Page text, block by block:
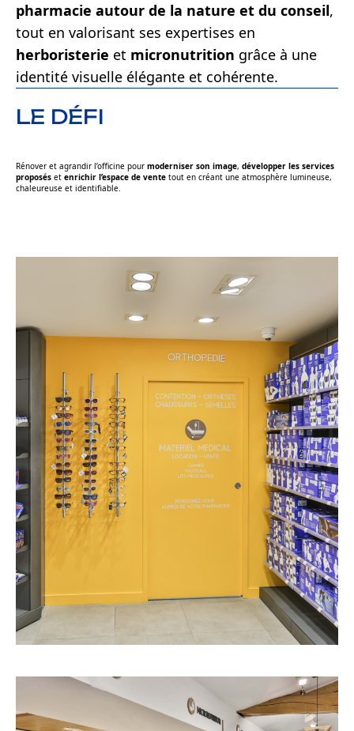
pharmacie autour de la nature et du conseil,
tout en valorisant ses expertises en
herboristerie et micronutrition grâce à une
identité visuelle élégante et cohérente.
LE DÉFI
Rénover et agrandir l’officine pour moderniser son image, développer les services
proposés et enrichir l’espace de vente tout en créant une atmosphère lumineuse,
chaleureuse et identifiable.